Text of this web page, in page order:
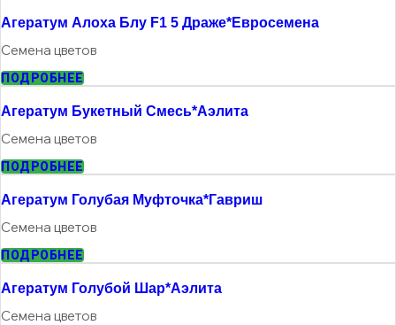
Агератум Алоха Блу F1 5 Драже*евросемена
Семена цветов
ПОДРОБНЕЕ
Агератум Букетный Смесь*Аэлита
Семена цветов
ПОДРОБНЕЕ
Агератум Голубая Муфточка*гавриш
Семена цветов
ПОДРОБНЕЕ
Агератум Голубой Шар*Аэлита
Семена цветов